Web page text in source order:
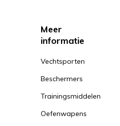
Meer
informatie
Vechtsporten
Beschermers
Trainingsmiddelen
Oefenwapens